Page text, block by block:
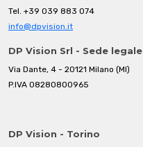
Tel. +39 039 883 074
info@dpvision.it
DP Vision Srl - Sede legale
Via Dante, 4 - 20121 Milano (MI)
P.IVA 08280800965
DP Vision - Torino